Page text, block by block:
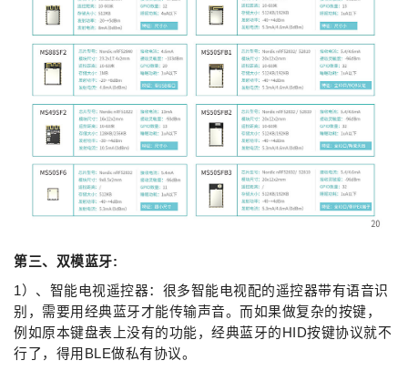
第三、双模蓝牙:
1）、智能电视遥控器：很多智能电视配的遥控器带有语音识
别，需要用经典蓝牙才能传输声音。而如果做复杂的按键，
例如原本键盘表上没有的功能，经典蓝牙的HID按键协议就不
行了，得用BLE做私有协议。